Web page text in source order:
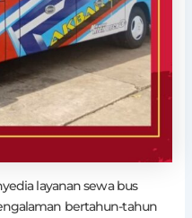
layanan sewa bus
bertahun-tahun